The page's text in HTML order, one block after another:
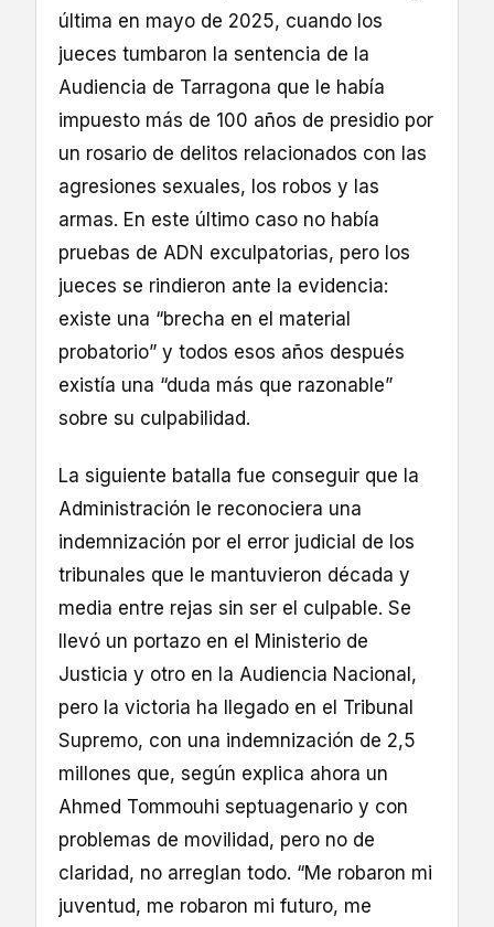
última en mayo de 2025, cuando los
jueces tumbaron la sentencia de la
Audiencia de Tarragona que le había
impuesto más de 100 años de presidio por
un rosario de delitos relacionados con las
agresiones sexuales, los robos y las
armas. En este último caso no había
pruebas de ADN exculpatorias, pero los
jueces se rindieron ante la evidencia:
existe una “brecha en el material
probatorio” y todos esos años después
existía una “duda más que razonable”
sobre su culpabilidad.
La siguiente batalla fue conseguir que la
Administración le reconociera una
indemnización por el error judicial de los
tribunales que le mantuvieron década y
media entre rejas sin ser el culpable. Se
llevó un portazo en el Ministerio de
Justicia y otro en la Audiencia Nacional,
pero la victoria ha llegado en el Tribunal
Supremo, con una indemnización de 2,5
millones que, según explica ahora un
Ahmed Tommouhi septuagenario y con
problemas de movilidad, pero no de
claridad, no arreglan todo. “Me robaron mi
juventud, me robaron mi futuro, me